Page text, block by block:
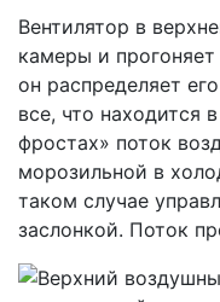
Вентилятор в
камеры и прогоняет
он распределяет
все, что находится
фростах» поток
морозильной в
таком случае
заслонкой. Поток